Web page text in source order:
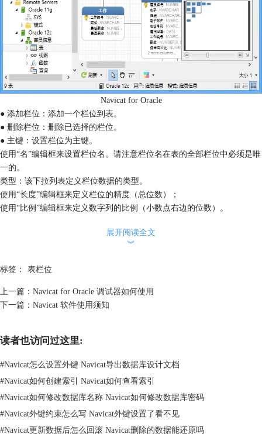
Navicat for Oracle
● 添加栏位：添加一个栏位到表。
● 删除栏位：删除已选择的栏位。
● 主键：设置栏位为主键。
使用“名”编辑框来设置栏位名。请注意栏位名在表的全部栏位中必须是唯
一的。
类型：该下拉列表定义栏位数据的类型。
使用“长度”编辑框来定义栏位的精度（总位数）；
使用“比例”编辑框来定义数字列的比例（小数点右边的位数）。
不是 null：勾选该复选框，表明不允许栏位是空值。
栏位的弹出选项
● 复制栏位：修改一个现有栏位来添加一个新栏位。
● 主键名：输入主键限制名。
注释：设置任何可选的文本描述当前栏位。
小数秒精度：设置 SECOND 日期时间栏位小数部分的位数。
年份精度：设置年份的位数。
单位：设置单位为 BYTE 或 CHAR。
对象模式：设置栏位的对象类型。
展开阅读全文
︾
标签： 表栏位
上一篇： Navicat for Oracle 调试器如何使用
下一篇： Navicat 软件使用须知
读者也访问过这里:
#Navicat怎么设置外键 Navicat导出数据库设计文档
#Navicat如何创建索引 Navicat如何查看索引
#Navicat如何修改数据库名称 Navicat如何修改数据库密码
#Navicat外键约束怎么写 Navicat外键设置了看不见
#Navicat更新数据后怎么回滚 Navicat删除的数据能还原吗